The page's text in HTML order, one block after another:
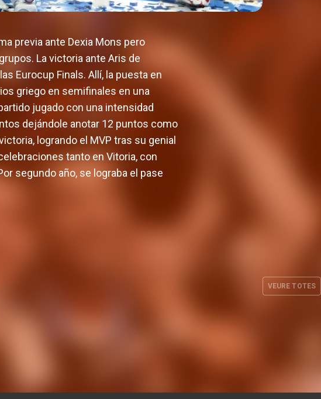
previa ante Dexia Mons pero
La victoria ante Aris de
Eurocup Finals. Allí, la puesta en
griego en semifinales en una
jugado con una intensidad
dejándole anotar 12 puntos como
logrando el MVP tras su genial
tanto en Vitoria, con
segundo año, se lograba el pase
VEURE TOTES
Copa ULEB 2002-03